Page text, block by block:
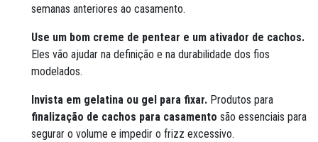
semanas anteriores ao casamento.
Use um bom creme de pentear e um ativador de cachos.
Eles vão ajudar na definição e na durabilidade dos fios
modelados.
Invista em gelatina ou gel para fixar. Produtos para
finalização de cachos para casamento são essenciais para
segurar o volume e impedir o frizz excessivo.